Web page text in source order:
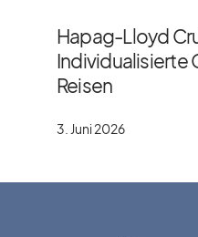
Hapag-Lloyd
Individualisierte
Reisen
3. Juni 2026